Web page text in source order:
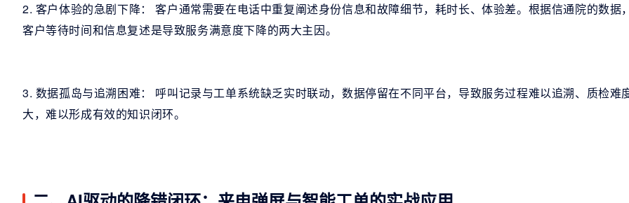
2. 客户体验的急剧下降： 客户通常需要在电话中重复阐述身份信息和故障细节，耗时长、体验差。根据信通院的数据，
客户等待时间和信息复述是导致服务满意度下降的两大主因。
3. 数据孤岛与追溯困难： 呼叫记录与工单系统缺乏实时联动，数据停留在不同平台，导致服务过程难以追溯、质检难
大，难以形成有效的知识闭环。